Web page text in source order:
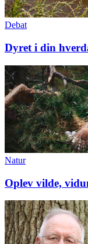
Debat
Dyret i din
Natur
Oplev vilde,